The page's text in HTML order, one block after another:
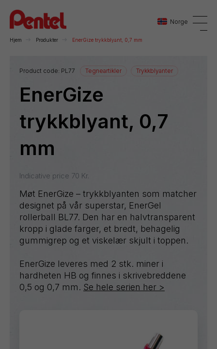
Norge
Danmark
Sverige
Hjem Produkter EnerGize trykkblyant, 0,7 mm
Product code: PL77 Tegneartikler Trykkblyanter
EnerGize
trykkblyant, 0,7
mm
Indicative price 70 Kr.
Møt EnerGize – trykkblyanten som matcher
designet på vår superstar, EnerGel
rollerball BL77. Den har en halvtransparent
kropp i glade farger, et bredt, behagelig
gummigrep og et viskelær skjult i toppen.
EnerGize leveres med 2 stk. miner i
hardheten HB og finnes i skrivebreddene
0,5 og 0,7 mm. Se hele serien her >